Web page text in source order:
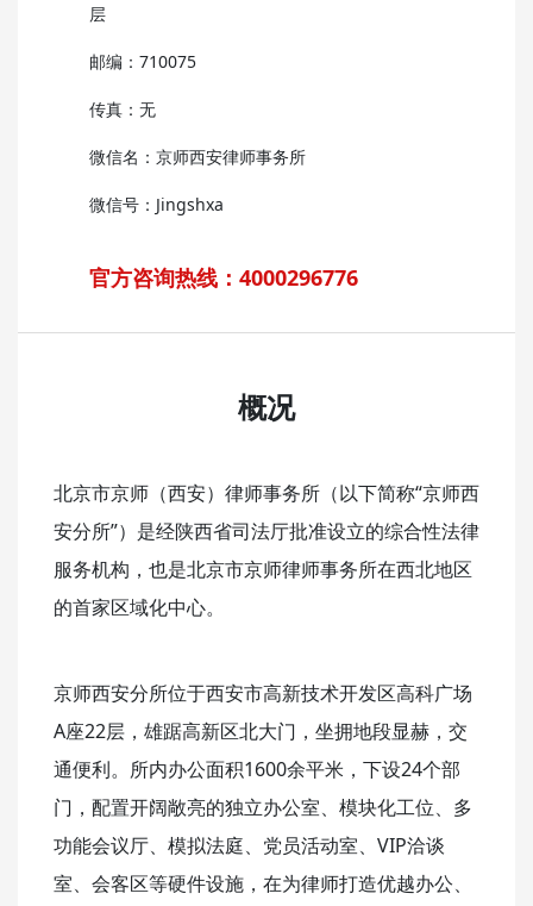
层
邮编：710075
传真：无
微信名：京师西安律师事务所
微信号：Jingshxa
官方咨询热线：4000296776
概况
北京市京师（西安）律师事务所（以下简称“京师西
安分所”）是经陕西省司法厅批准设立的综合性法律
服务机构，也是北京市京师律师事务所在西北地区
的首家区域化中心。
京师西安分所位于西安市高新技术开发区高科广场
A座22层，雄踞高新区北大门，坐拥地段显赫，交
通便利。所内办公面积1600余平米，下设24个部
门，配置开阔敞亮的独立办公室、模块化工位、多
功能会议厅、模拟法庭、党员活动室、VIP洽谈
室、会客区等硬件设施，在为律师打造优越办公、